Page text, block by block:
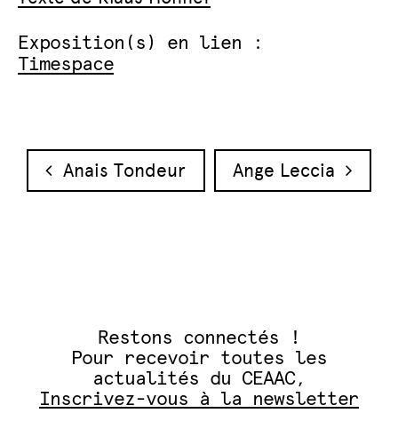
Exposition(s) en lien :
Timespace
Navigation des articles
Anais Tondeur Ange Leccia
Restons connectés !
Pour recevoir toutes les
actualités du CEAAC,
Inscrivez-vous à la newsletter